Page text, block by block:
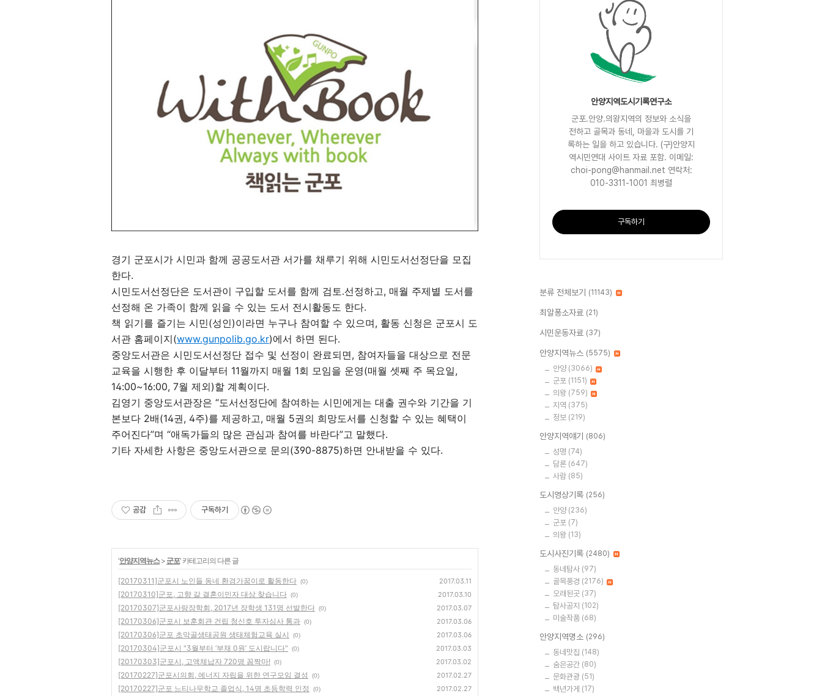
경기 군포시가 시민과 함께 공공도서관 서가를 채루기 위해 시민도서선정단을 모집
한다.
시민도서선정단은 도서관이 구입할 도서를 함께 검토․선정하고, 매월 주제별 도서를
선정해 온 가족이 함께 읽을 수 있는 도서 전시활동도 한다.
책 읽기를 즐기는 시민(성인)이라면 누구나 참여할 수 있으며, 활동 신청은 군포시 도
서관 홈페이지(www.gunpolib.go.kr)에서 하면 된다.
중앙도서관은 시민도서선정단 접수 및 선정이 완료되면, 참여자들을 대상으로 전문
교육을 시행한 후 이달부터 11월까지 매월 1회 모임을 운영(매월 셋째 주 목요일,
14:00~16:00, 7월 제외)할 계획이다.
김영기 중앙도서관장은 “도서선정단에 참여하는 시민에게는 대출 권수와 기간을 기
본보다 2배(14권, 4주)를 제공하고, 매월 5권의 희망도서를 신청할 수 있는 혜택이
주어진다”며 “애독가들의 많은 관심과 참여를 바란다”고 말했다.
기타 자세한 사항은 중앙도서관으로 문의(390-8875)하면 안내받을 수 있다.
공감 구독하기
'안양지역뉴스> 군포' 카테고리의 다른 글
[20170311]군포시 노인들 동네 환경가꿈이로 활동한다 (0) 2017.03.11
[20170310]군포, 고향 갈 결혼이민자 대상 찾습니다 (0) 2017.03.10
[20170307]군포사랑장학회, 2017년 장학생 131명 선발한다 (0) 2017.03.07
[20170306]군포시 보훈회관 건립 청신호 투자심사 통과 (0) 2017.03.06
[20170306]군포 초막골생태공원 생태체험교육 실시 (0) 2017.03.06
[20170304]군포시 "3월부터 ‘부채 0원’ 도시랍니다" (0) 2017.03.03
[20170303]군포시, 고액체납자 720명 꼼짝마! (0) 2017.03.02
[20170227]군포시의회, 에너지 자립을 위한 연구모임 결성 (0) 2017.02.27
[20170227]군포 느티나무학교 졸업식, 14명 초등학력 인정 (0) 2017.02.27
안양지역도시기록연구소
군포.안양.의왕지역의 정보와 소식을
전하고 골목과 동네, 마을과 도시를 기
록하는 일을 하고 있습니다. (구)안양지
역시민연대 사이트 자료 포함. 이메일:
choi-pong@hanmail.net 연락처:
010-3311-1001 최병렬
구독하기
분류 전체보기 (11143)
최알퐁소자료 (21)
시민운동자료 (37)
안양지역뉴스 (5575)
안양 (3066)
군포 (1151)
의왕 (759)
지역 (375)
정보 (219)
안양지역얘기 (806)
성명 (74)
담론 (647)
사람 (85)
도시영상기록 (256)
안양 (236)
군포 (7)
의왕 (13)
도시사진기록 (2480)
동네탐사 (97)
골목풍경 (2176)
오래된곳 (37)
탐사공지 (102)
미술작품 (68)
안양지역명소 (296)
동네맛집 (148)
숨은공간 (80)
문화관광 (51)
백년가게 (17)